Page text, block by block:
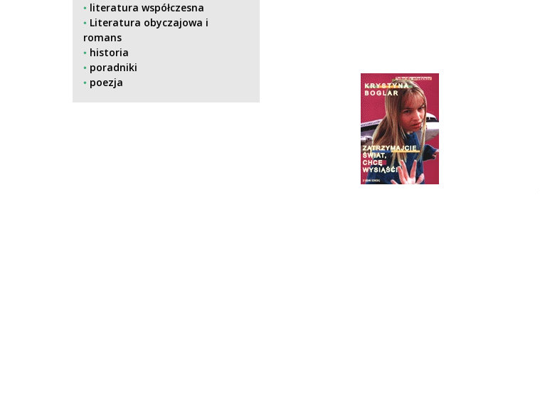
literatura współczesna
Literatura obyczajowa i
romans
historia
poradniki
poezja